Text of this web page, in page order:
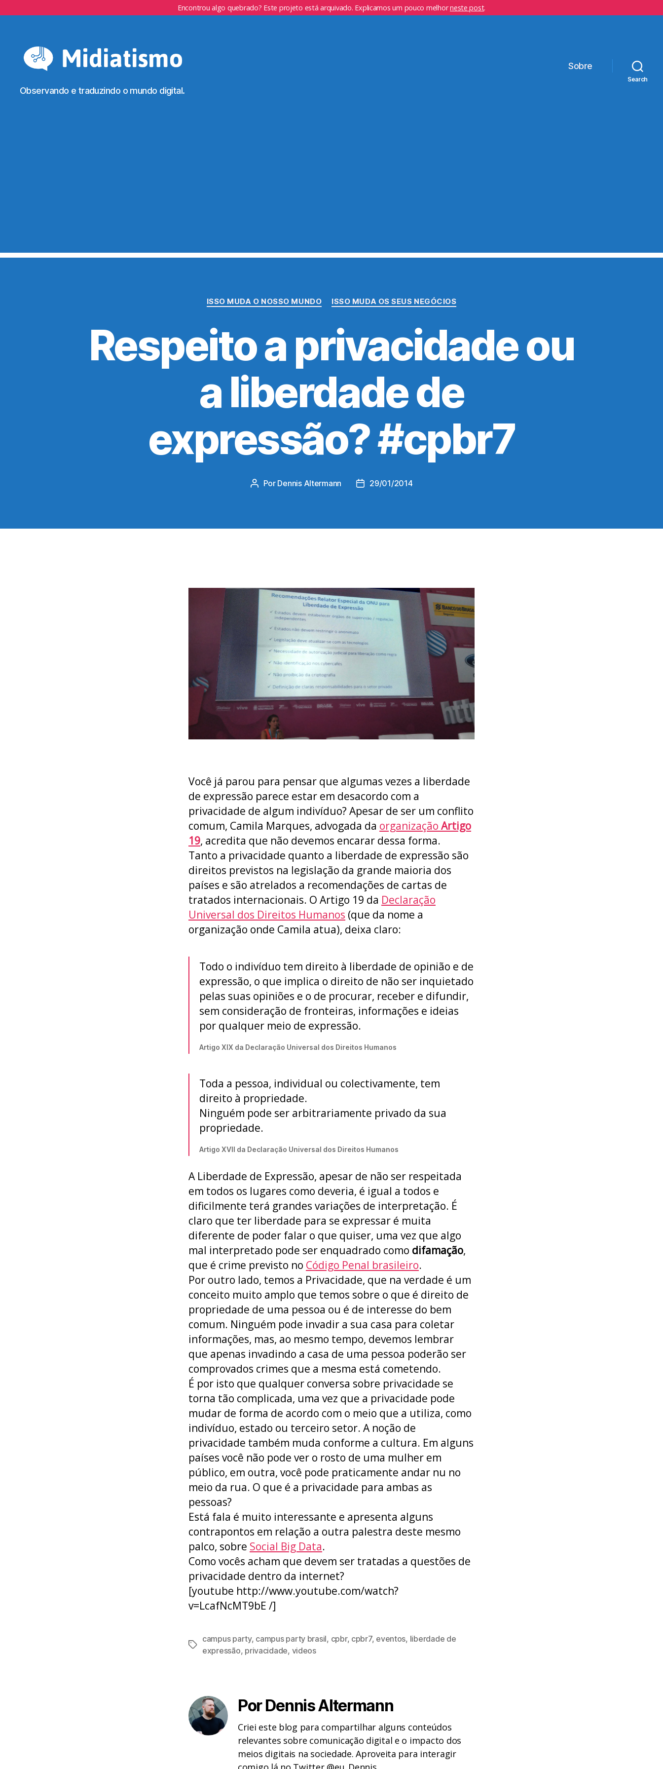
Encontrou algo quebrado? Este projeto está arquivado. Explicamos um pouco melhorneste post.
Observando e traduzindo o mundo digital.
Sobre
Search
Categorias
ISSO MUDA O NOSSO MUNDO ISSO MUDA OS SEUS NEGÓCIOS
Respeito a privacidade ou
a liberdade de
expressão? #cpbr7
Autor
Por Dennis Altermann
Data29/01/2014
Você já parou para pensar que algumas vezes a liberdade
de expressão parece estar em desacordo com a
privacidade de algum indivíduo? Apesar de ser um conflito
comum, Camila Marques, advogada da organização Artigo
19, acredita que não devemos encarar dessa forma.
Tanto a privacidade quanto a liberdade de expressão são
direitos previstos na legislação da grande maioria dos
países e são atrelados a recomendações de cartas de
tratados internacionais. O Artigo 19 da Declaração
Universal dos Direitos Humanos (que da nome a
organização onde Camila atua), deixa claro:
Todo o indivíduo tem direito à liberdade de opinião e de
expressão, o que implica o direito de não ser inquietado
pelas suas opiniões e o de procurar, receber e difundir,
sem consideração de fronteiras, informações e ideias
por qualquer meio de expressão.
Artigo XIX da Declaração Universal dos Direitos Humanos
Toda a pessoa, individual ou colectivamente, tem
direito à propriedade.
Ninguém pode ser arbitrariamente privado da sua
propriedade.
Artigo XVII da Declaração Universal dos Direitos Humanos
A Liberdade de Expressão, apesar de não ser respeitada
em todos os lugares como deveria, é igual a todos e
dificilmente terá grandes variações de interpretação. É
claro que ter liberdade para se expressar é muita
diferente de poder falar o que quiser, uma vez que algo
mal interpretado pode ser enquadrado como difamação,
que é crime previsto no Código Penal brasileiro.
Por outro lado, temos a Privacidade, que na verdade é um
conceito muito amplo que temos sobre o que é direito de
propriedade de uma pessoa ou é de interesse do bem
comum. Ninguém pode invadir a sua casa para coletar
informações, mas, ao mesmo tempo, devemos lembrar
que apenas invadindo a casa de uma pessoa poderão ser
comprovados crimes que a mesma está cometendo.
É por isto que qualquer conversa sobre privacidade se
torna tão complicada, uma vez que a privacidade pode
mudar de forma de acordo com o meio que a utiliza, como
indivíduo, estado ou terceiro setor. A noção de
privacidade também muda conforme a cultura. Em alguns
países você não pode ver o rosto de uma mulher em
público, em outra, você pode praticamente andar nu no
meio da rua. O que é a privacidade para ambas as
pessoas?
Está fala é muito interessante e apresenta alguns
contrapontos em relação a outra palestra deste mesmo
palco, sobre Social Big Data.
Como vocês acham que devem ser tratadas a questões de
privacidade dentro da internet?
[youtube http://www.youtube.com/watch?
v=LcafNcMT9bE /]
Tags
campus party, campus party brasil, cpbr, cpbr7, eventos, liberdade de
expressão, privacidade, videos
Por Dennis Altermann
Criei este blog para compartilhar alguns conteúdos
relevantes sobre comunicação digital e o impacto dos
meios digitais na sociedade. Aproveita para interagir